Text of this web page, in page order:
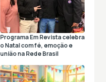
Programa Em Revista celebra
o Natal com fé, emoção e
união na Rede Brasil